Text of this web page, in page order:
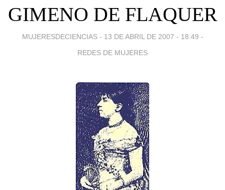
GIMENO DE FLAQUER
MUJERESDECIENCIAS - 13 DE ABRIL DE 2007 - 18:49 -
REDES DE MUJERES